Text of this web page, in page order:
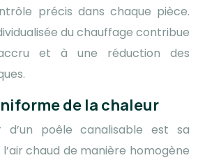
précis dans chaque pièce.
du chauffage contribue
et à une réduction des
de la chaleur
d’un poêle canalisable est sa
chaud de manière homogène